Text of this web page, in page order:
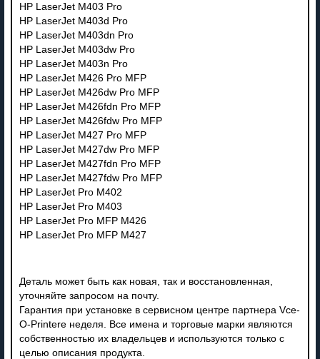
HP LaserJet M403 Pro
HP LaserJet M403d Pro
HP LaserJet M403dn Pro
HP LaserJet M403dw Pro
HP LaserJet M403n Pro
HP LaserJet M426 Pro MFP
HP LaserJet M426dw Pro MFP
HP LaserJet M426fdn Pro MFP
HP LaserJet M426fdw Pro MFP
HP LaserJet M427 Pro MFP
HP LaserJet M427dw Pro MFP
HP LaserJet M427fdn Pro MFP
HP LaserJet M427fdw Pro MFP
HP LaserJet Pro M402
HP LaserJet Pro M403
HP LaserJet Pro MFP M426
HP LaserJet Pro MFP M427
Деталь может быть как новая, так и восстановленная,
уточняйте запросом на почту.
Гарантия при установке в сервисном центре партнера Vce-
O-Printere неделя. Все имена и торговые марки являются
собственностью их владельцев и используются только с
целью описания продукта.